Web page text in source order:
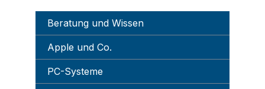
Beratung und Wissen
Apple und Co.
PC-Systeme